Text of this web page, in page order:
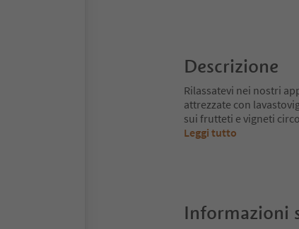
Descrizione
Rilassatevi nei nostri
attrezzate con
sui frutteti e vigneti
Leggi tutto
Informazioni